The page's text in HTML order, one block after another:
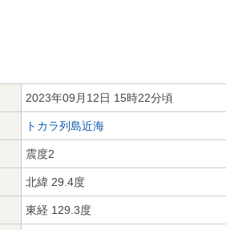
2023年09月12日 15時22分頃
トカラ列島近海
震度2
北緯 29.4度
東経 129.3度